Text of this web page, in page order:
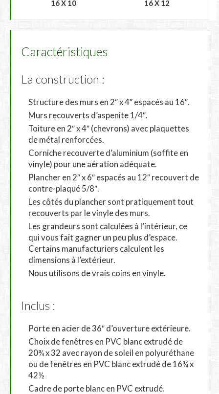
16 X 10
16 X 12
Caractéristiques
La construction :
Structure des murs en 2″ x 4″ espacés au 16″.
Murs recouverts d’aspenite 1/4″.
Toiture en 2″ x 4″ (chevrons) avec plaquettes
de métal renforcées.
Corniche recouverte d’aluminium (soffite en
vinyle) pour une aération adéquate.
Plancher en 2″ x 6″ espacés au 12″ recouvert de
contre-plaqué 5/8″.
Les côtés du plancher sont pratiquement tout
recouverts par le vinyle des murs.
Les grandeurs sont calculées à l’intérieur, ce
qui vous fait gagner un peu plus d’espace.
Certains manufacturiers calculent les
dimensions à l’extérieur.
Nous utilisons de vrais coins en vinyle.
Inclus :
Porte en acier de 36″ d’ouverture extérieure.
Choix de fenêtres en PVC blanc extrudé de
20¾ x 32 avec rayon de soleil en polyuréthane
ou de fenêtres en PVC blanc extrudé de 16¾ x
42½
Cadre de porte blanc en PVC extrudé.